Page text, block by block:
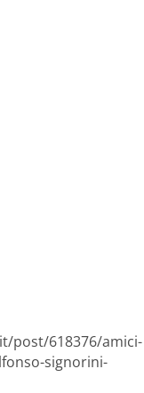
post/618376/amici-
signorini-